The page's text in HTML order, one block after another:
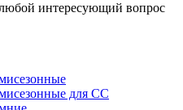
интересующий вопрос
для СС